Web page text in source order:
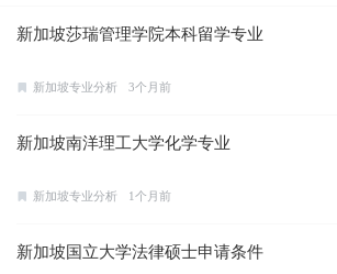
新加坡莎瑞管理学院本科留学专业
新加坡专业分析 3个月前
新加坡南洋理工大学化学专业
新加坡专业分析 1个月前
新加坡国立大学法律硕士申请条件